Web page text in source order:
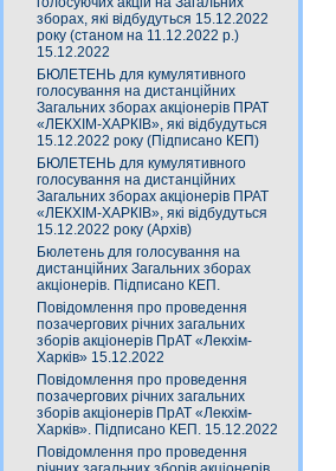
зборах, які відбудуться 15.12.2022
року (станом на 11.12.2022 р.)
15.12.2022
БЮЛЕТЕНЬ для кумулятивного
голосування на дистанційних
Загальних зборах акціонерів ПРАТ
«ЛЕКХІМ-ХАРКІВ», які відбудуться
15.12.2022 року (Підписано КЕП)
БЮЛЕТЕНЬ для кумулятивного
голосування на дистанційних
Загальних зборах акціонерів ПРАТ
«ЛЕКХІМ-ХАРКІВ», які відбудуться
15.12.2022 року (Архів)
Бюлетень для голосування на
дистанційних Загальних зборах
акціонерів. Підписано КЕП.
Повідомлення про проведення
позачергових річних загальних
зборів акціонерів ПрАТ «Лекхім-
Харків» 15.12.2022
Повідомлення про проведення
позачергових річних загальних
зборів акціонерів ПрАТ «Лекхім-
Харків». Підписано КЕП. 15.12.2022
Повідомлення про проведення